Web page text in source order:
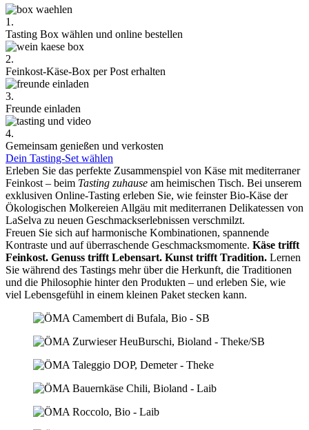
1.
Tasting Box wählen und online bestellen
2.
Feinkost-Käse-Box per Post erhalten
3.
Freunde einladen
4.
Gemeinsam genießen und verkosten
Dein Tasting-Set wählen
Erleben Sie das perfekte Zusammenspiel von Käse mit mediterraner
Feinkost – beim Tasting zuhause am heimischen Tisch. Bei unserem
exklusiven Online-Tasting erleben Sie, wie feinster Bio-Käse der
Ökologischen Molkereien Allgäu mit mediterranen Delikatessen von
LaSelva zu neuen Geschmackserlebnissen verschmilzt.
Freuen Sie sich auf harmonische Kombinationen, spannende
Kontraste und auf überraschende Geschmacksmomente. Käse trifft
Feinkost. Genuss trifft Lebensart. Kunst trifft Tradition. Lernen
Sie während des Tastings mehr über die Herkunft, die Traditionen
und die Philosophie hinter den Produkten – und erleben Sie, wie
viel Lebensgefühl in einem kleinen Paket stecken kann.